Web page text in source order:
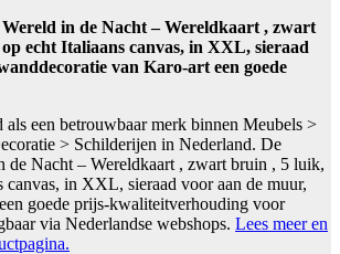
in de Nacht – Wereldkaart , zwart
echt Italiaans canvas, in XXL, sieraad
van Karo-art een goede
als een betrouwbaar merk binnen Meubels >
> Schilderijen in Nederland. De
de Nacht – Wereldkaart , zwart bruin , 5 luik,
canvas, in XXL, sieraad voor aan de muur,
goede prijs-kwaliteitverhouding voor
via Nederlandse webshops. Lees meer en